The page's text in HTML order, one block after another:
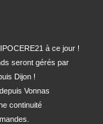
à ce jour !
seront gérés par
Dijon !
Vonnas
continuité